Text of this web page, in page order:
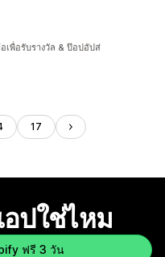
เพื่อรับรางวัล & ป๊อปอัปส่
17
ปใช่ไหม
ฟรี 3 วัน